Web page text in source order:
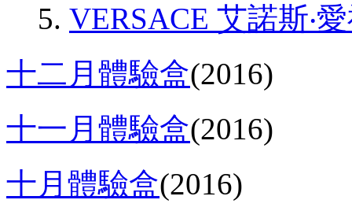
VERSACE 艾諾斯‧
十二月體驗盒(2016)
十一月體驗盒(2016)
十月體驗盒(2016)